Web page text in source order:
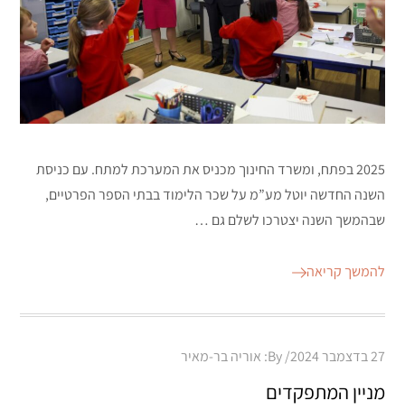
2025 בפתח, ומשרד החינוך מכניס את המערכת למתח. עם כניסת
השנה החדשה יוטל מע”מ על שכר הלימוד בבתי הספר הפרטיים,
שבהמשך השנה יצטרכו לשלם גם …
להמשך קריאה
Posted
27 בדצמבר 2024 By: אוריה בר-מאיר
מניין המתפקדים